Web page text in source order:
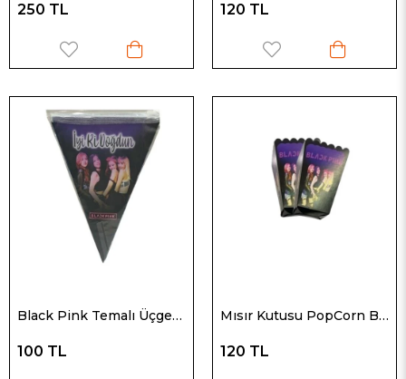
250 TL 120 TL
Black Pink Temalı Üçgen Kağıt Flama
100 TL
Mısır Kutusu PopCorn Black Pink Temalı 8'li
120 TL